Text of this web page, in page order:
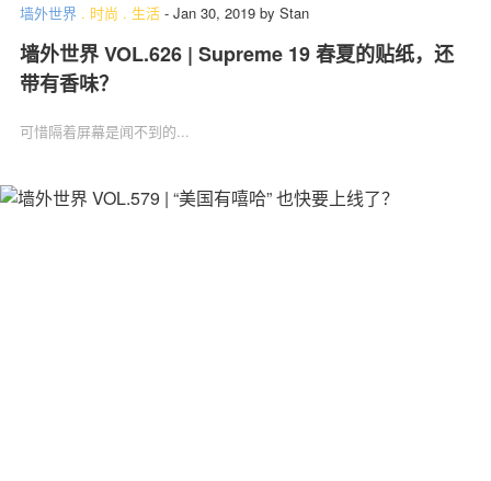
墙外世界 . 时尚 . 生活 - Jan 30, 2019 by Stan
墙外世界 VOL.626 | Supreme 19 春夏的贴纸，还
带有香味？
可惜隔着屏幕是闻不到的...